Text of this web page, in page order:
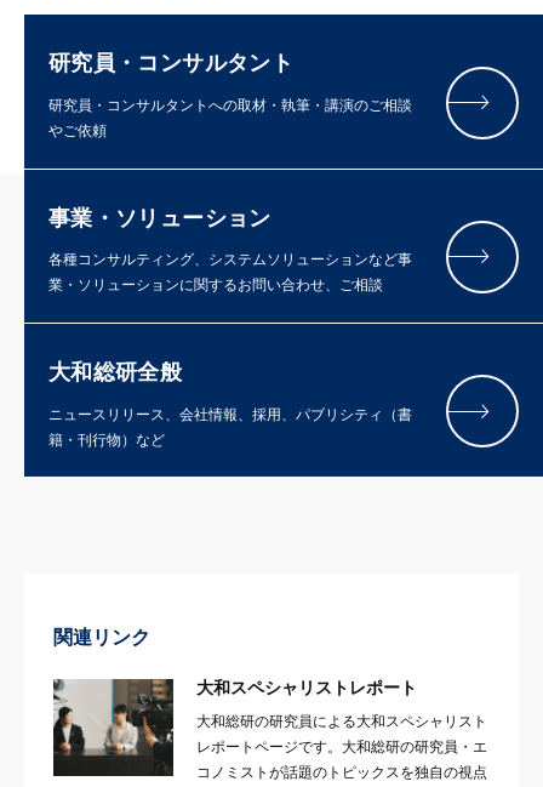
研究員・コンサルタント
研究員・コンサルタントへの取材・執筆・講演のご相談
やご依頼
事業・ソリューション
各種コンサルティング、システムソリューションなど事
業・ソリューションに関するお問い合わせ、ご相談
大和総研全般
ニュースリリース、会社情報、採用、パブリシティ（書
籍・刊行物）など
関連リンク
大和スペシャリストレポート
大和総研の研究員による大和スペシャリスト
レポートページです。大和総研の研究員・エ
コノミストが話題のトピックスを独自の視点